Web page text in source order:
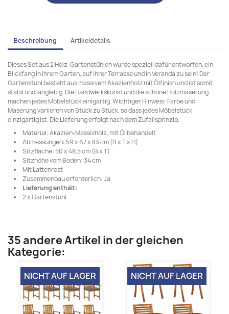
Beschreibung Artikeldetails
Dieses Set aus 2 Holz-Gartenstühlen wurde speziell dafür entworfen, ein
Blickfang in Ihrem Garten, auf Ihrer Terrasse und in Veranda zu sein! Der
Gartenstuhl besteht aus massivem Akazienholz mit Ölfinish und ist somit
stabil und langlebig. Die Handwerkskunst und die schöne Holzmaserung
machen jedes Möbelstück einigartig. Wichtiger Hinweis: Farbe und
Maserung variieren von Stück zu Stück, so dass jedes Möbelstück
einzigartig ist. Die Lieferung erfolgt nach dem Zufallsprinzip.
Material: Akazien-Massivholz, mit Öl behandelt
Abmessungen: 59 x 67 x 83 cm (B x T x H)
Sitzfläche: 50 x 48,5 cm (B x T)
Sitzhöhe vom Boden: 34 cm
Mit Lattenrost
Zusammenbau erforderlich: Ja
Lieferung enthält:
2 x Gartenstuhl
35 andere Artikel in der gleichen
Kategorie:
NICHT AUF LAGER NICHT AUF LAGER